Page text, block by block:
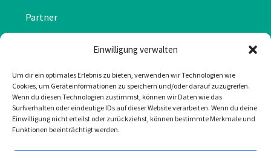
Einwilligung verwalten
Um dir ein optimales Erlebnis zu bieten, verwenden wir Technologien wie
Cookies, um Geräteinformationen zu speichern und/oder darauf zuzugreifen.
Wenn du diesen Technologien zustimmst, können wir Daten wie das
Surfverhalten oder eindeutige IDs auf dieser Website verarbeiten. Wenn du deine
Einwilligung nicht erteilst oder zurückziehst, können bestimmte Merkmale und
Funktionen beeinträchtigt werden.
Partner
Impressum
Cookie-Richtlinie (EU)